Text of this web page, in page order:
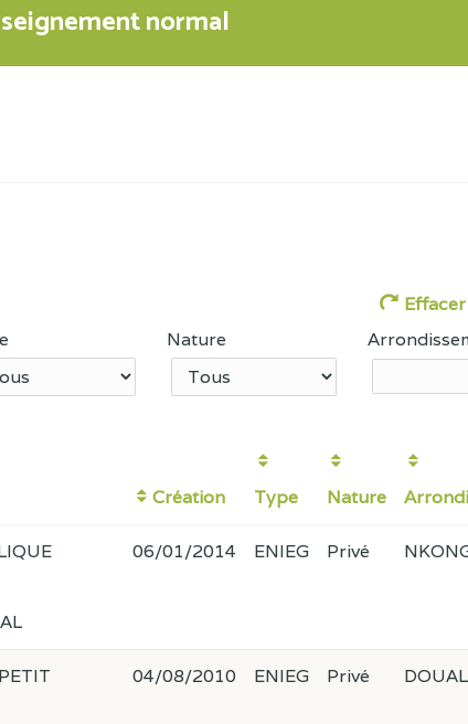
normal
Nature
Création Type Nature
06/01/2014 ENIEG Privé
04/08/2010 ENIEG Privé